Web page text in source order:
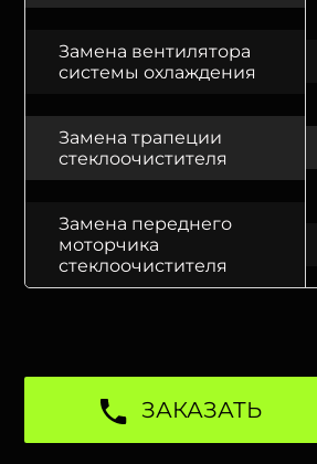
Замена вентилятора
системы охлаждения
Замена трапеции
стеклоочистителя
Замена переднего
моторчика
стеклоочистителя
ЗАКАЗАТЬ